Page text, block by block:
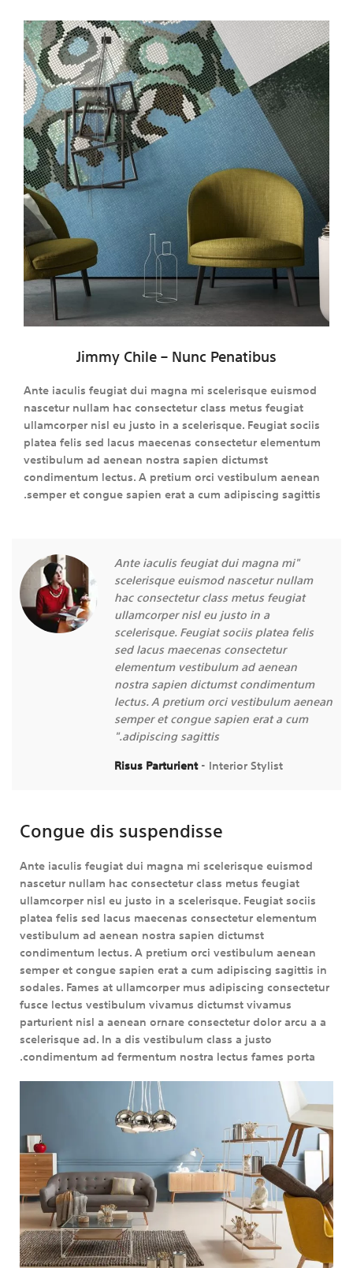
Jimmy Chile – Nunc Penatibus
Ante iaculis feugiat dui magna mi scelerisque euismod
nascetur nullam hac consectetur class metus feugiat
ullamcorper nisl eu justo in a scelerisque. Feugiat sociis
platea felis sed lacus maecenas consectetur elementum
vestibulum ad aenean nostra sapien dictumst
condimentum lectus. A pretium orci vestibulum aenean
semper et congue sapien erat a cum adipiscing sagittis.
"Ante iaculis feugiat dui magna mi
scelerisque euismod nascetur nullam
hac consectetur class metus feugiat
ullamcorper nisl eu justo in a
scelerisque. Feugiat sociis platea felis
sed lacus maecenas consectetur
elementum vestibulum ad aenean
nostra sapien dictumst condimentum
lectus. A pretium orci vestibulum aenean
semper et congue sapien erat a cum
adipiscing sagittis."
Risus Parturient Interior Stylist
Congue dis suspendisse
Ante iaculis feugiat dui magna mi scelerisque euismod
nascetur nullam hac consectetur class metus feugiat
ullamcorper nisl eu justo in a scelerisque. Feugiat sociis
platea felis sed lacus maecenas consectetur elementum
vestibulum ad aenean nostra sapien dictumst
condimentum lectus. A pretium orci vestibulum aenean
semper et congue sapien erat a cum adipiscing sagittis in
sodales. Fames at ullamcorper mus adipiscing consectetur
fusce lectus vestibulum vivamus dictumst vivamus
parturient nisl a aenean ornare consectetur dolor arcu a a
scelerisque ad. In a dis vestibulum class a justo
condimentum ad fermentum nostra lectus fames porta.